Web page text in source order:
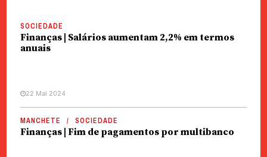
SOCIEDADE
Finanças | Salários aumentam 2,2% em termos
anuais
22 Mai 2024
MANCHETE SOCIEDADE
Finanças | Fim de pagamentos por multibanco